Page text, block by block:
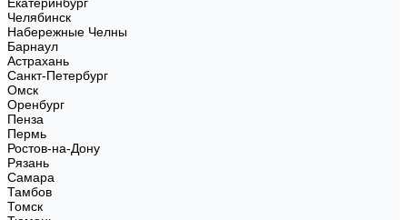
Челябинск
Набережные Челны
Барнаул
Астрахань
Санкт-Петербург
Омск
Оренбург
Пенза
Пермь
Ростов-на-Дону
Рязань
Самара
Тамбов
Томск